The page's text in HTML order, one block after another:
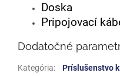
Doska
Pripojovací
Dodatočné
Kategória:
Príslušenstvo